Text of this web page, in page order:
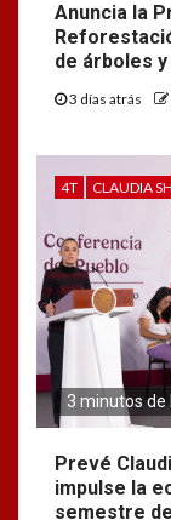
Anuncia la
de árboles
3 días atrás
4T CLAUDIA
3 minutos de
Prevé
impulse la
semestre